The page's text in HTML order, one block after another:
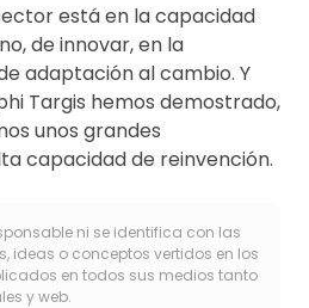
está en la capacidad
de innovar, en la
adaptación al cambio. Y
Targis hemos demostrado,
unos grandes
capacidad de reinvención.
ni se identifica con las
ideas o conceptos vertidos en los
en todos sus medios tanto
y web.